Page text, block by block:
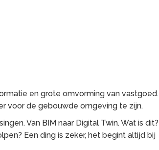
en grote omvorming van vastgoed.
voor de gebouwde omgeving te zijn.
Van BIM naar Digital Twin. Wat is dit?
Een ding is zeker, het begint altijd bij